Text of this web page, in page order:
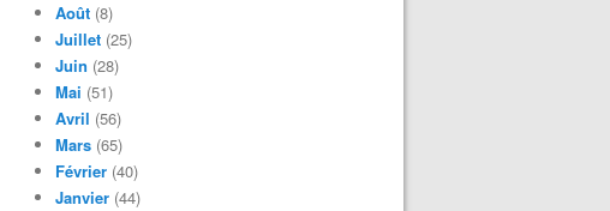
Août (8)
Juillet (25)
Juin (28)
Mai (51)
Avril (56)
Mars (65)
Février (40)
Janvier (44)